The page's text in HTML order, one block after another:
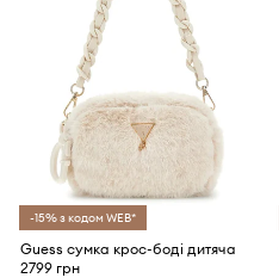
-15% з кодом WEB*
Guess сумка крос-боді дитяча
2799 грн